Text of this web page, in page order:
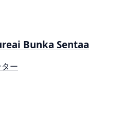
Bunka Sentaa
ー